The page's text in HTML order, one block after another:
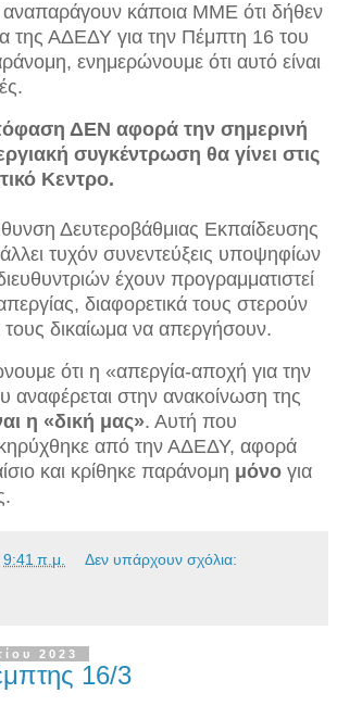
αναπαράγουν κάποια ΜΜΕ ότι δήθεν
της ΑΔΕΔΥ για την Πέμπτη 16 του
ενημερώνουμε ότι αυτό είναι
ΔΕΝ αφορά την σημερινή
συγκέντρωση θα γίνει στις
Κεντρο.
Δευτεροβάθμιας Εκπαίδευσης
τυχόν συνεντεύξεις υποψηφίων
έχουν προγραμματιστεί
διαφορετικά τους στερούν
τους δικαίωμα να απεργήσουν.
ότι η «απεργία-αποχή για την
αναφέρεται στην ανακοίνωση της
η «δική μας». Αυτή που
από την ΑΔΕΔΥ, αφορά
και κρίθηκε παράνομη μόνο για
9:41 π.μ. Δεν υπάρχουν σχόλια:
2023
16/3